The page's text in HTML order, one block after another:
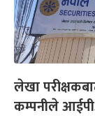
लेखा
कम्पनीले